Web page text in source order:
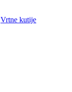
Vrtne kutije